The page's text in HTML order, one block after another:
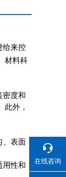
给来控
材料科
密度和
外，
、表面
用性和
在线咨询